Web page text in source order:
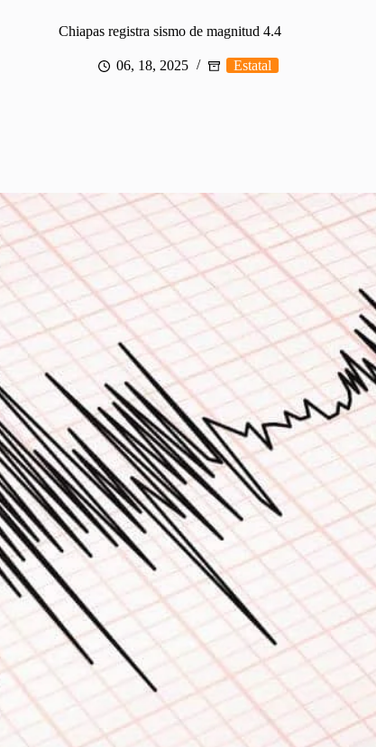
Chiapas registra sismo de magnitud 4.4
06, 18, 2025 Estatal